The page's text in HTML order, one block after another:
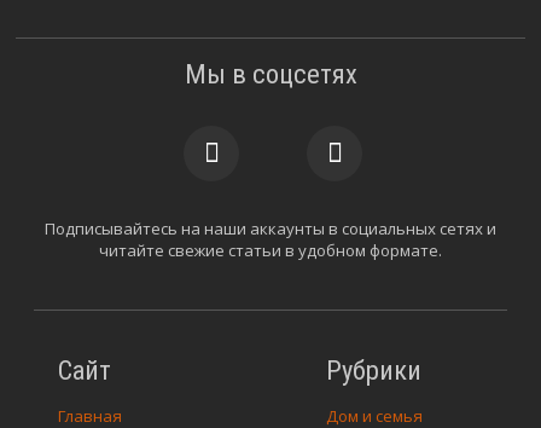
Сайт
Главная
Рубрики
Дом и семья
Мы в соцсетях
Подписывайтесь на наши аккаунты в социальных сетях и
читайте свежие статьи в удобном формате.